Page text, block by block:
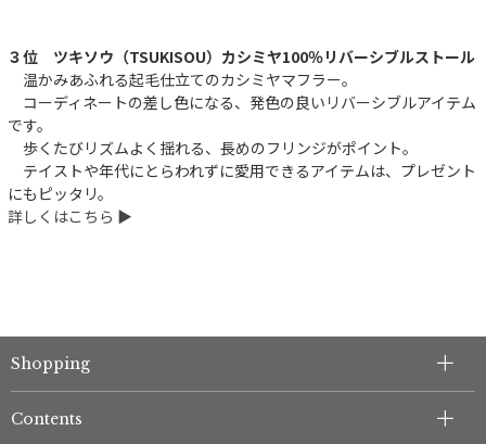
３位 ツキソウ（TSUKISOU）カシミヤ100％リバーシブルストール
温かみあふれる起毛仕立てのカシミヤマフラー。
コーディネートの差し色になる、発色の良いリバーシブルアイテム
です。
歩くたびリズムよく揺れる、長めのフリンジがポイント。
テイストや年代にとらわれずに愛用できるアイテムは、プレゼント
にもピッタリ。
詳しくはこちら ▶︎
Shopping
Contents